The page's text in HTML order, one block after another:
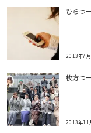
ひらつ
2013年7
枚方つ
2013年11